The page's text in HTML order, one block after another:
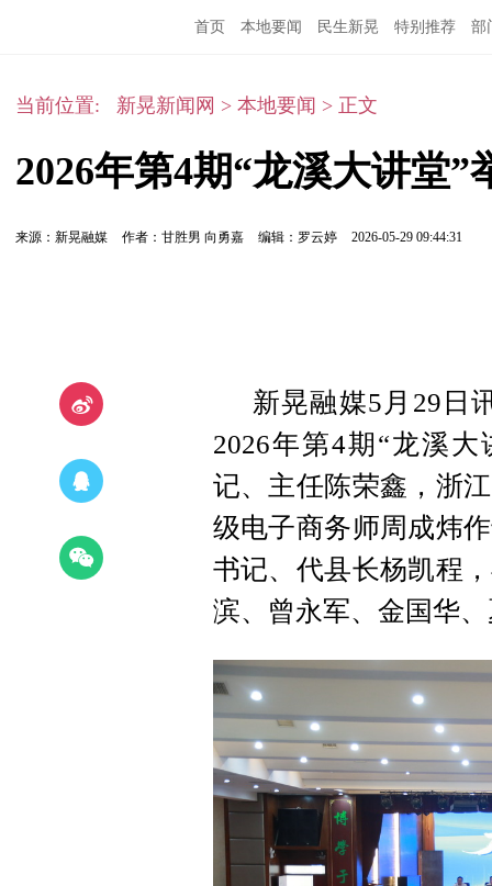
首页 本地要闻 民生新晃 特别推荐 部
当前位置: 新晃新闻网 > 本地要闻 > 正文
2026年第4期“龙溪大讲堂”
来源：新晃融媒 作者：甘胜男 向勇嘉 编辑：罗云婷 2026-05-29 09:44:31
新晃融媒5月29日
2026年第4期“龙溪
记、主任陈荣鑫，浙
级电子商务师周成炜
书记、代县长杨凯程
滨、曾永军、金国华